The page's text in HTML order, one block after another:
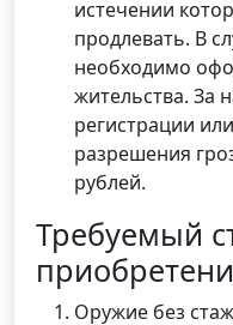
истечении
продлевать. В
необходимо
жительства. За
регистрации
разрешения
рублей.
Требуемый
Оружие без